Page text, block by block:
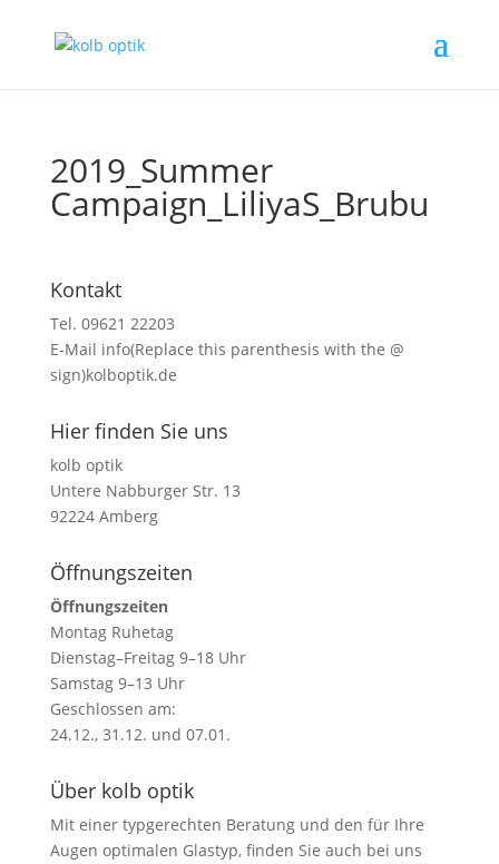
2019_Summer
Campaign_LiliyaS_Brubu
Kontakt
Tel. 09621 22203
E-Mail info(Replace this parenthesis with the @
sign)kolboptik.de
Hier finden Sie uns
kolb optik
Untere Nabburger Str. 13
92224 Amberg
Öffnungszeiten
Öffnungszeiten
Montag Ruhetag
Dienstag–Freitag 9–18 Uhr
Samstag 9–13 Uhr
Geschlossen am:
24.12., 31.12. und 07.01.
Über kolb optik
Mit einer typgerechten Beratung und den für Ihre
Augen optimalen Glastyp, finden Sie auch bei uns